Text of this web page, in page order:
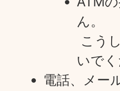
ん。
こう
いでく
電話、メー